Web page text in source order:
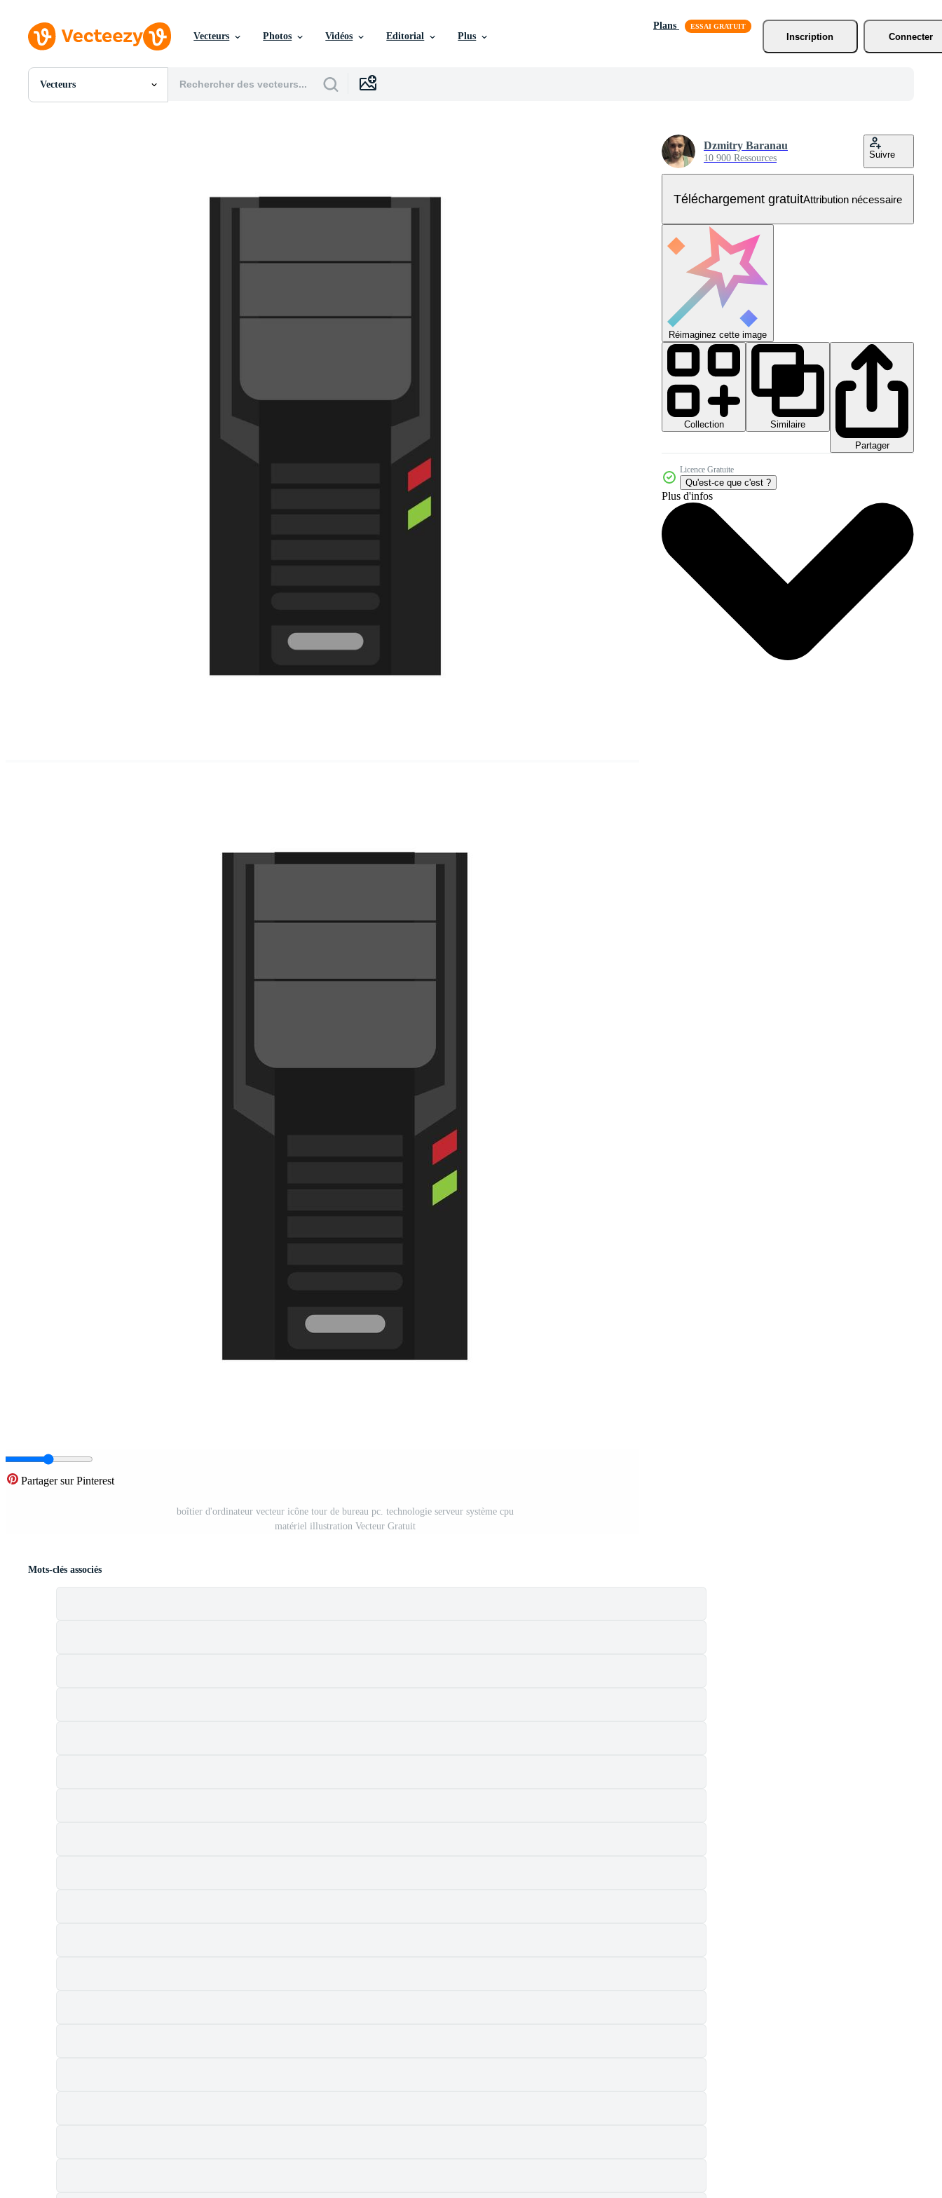
Vecteurs Photos Vidéos Editorial Plus
Plans
Inscription
Connecter
Vecteurs
Toutes Images
Partager sur Pinterest
boîtier d'ordinateur vecteur icône tour de bureau pc. technologie serveur système cpu
matériel illustration Vecteur Gratuit
Dzmitry Baranau
10 900 Ressources Suivre
Téléchargement gratuitAttribution nécessaire
Réimaginez cette image
Collection
Similaire
Partager
Licence Gratuite
Qu'est-ce que c'est ?
Plus d'infos
Mots-clés associés